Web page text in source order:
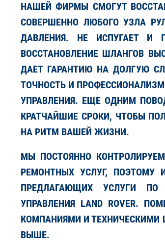
НАШЕЙ ФИРМЫ СМОГУТ
СОВЕРШЕННО ЛЮБОГО УЗЛА
ДАВЛЕНИЯ. НЕ ИСПУГАЕТ И
ВОССТАНОВЛЕНИЕ ШЛАНГОВ
ДАЕТ ГАРАНТИЮ НА ДОЛГУЮ
ТОЧНОСТЬ И
УПРАВЛЕНИЯ. ЕЩЕ ОДНИМ
КРАТЧАЙШИЕ СРОКИ, ЧТОБЫ
НА РИТМ ВАШЕЙ ЖИЗНИ.
МЫ ПОСТОЯННО
РЕМОНТНЫХ УСЛУГ,
ПРЕДЛАГАЮЩИХ УСЛУГИ
УПРАВЛЕНИЯ LAND ROVER.
КОМПАНИЯМИ И ТЕХНИЧЕСКИМИ
ВЫШЕ.